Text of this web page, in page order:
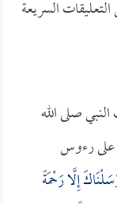
السريعة
صلى الله
على رءوس
إِلَّا رَحْمَةً